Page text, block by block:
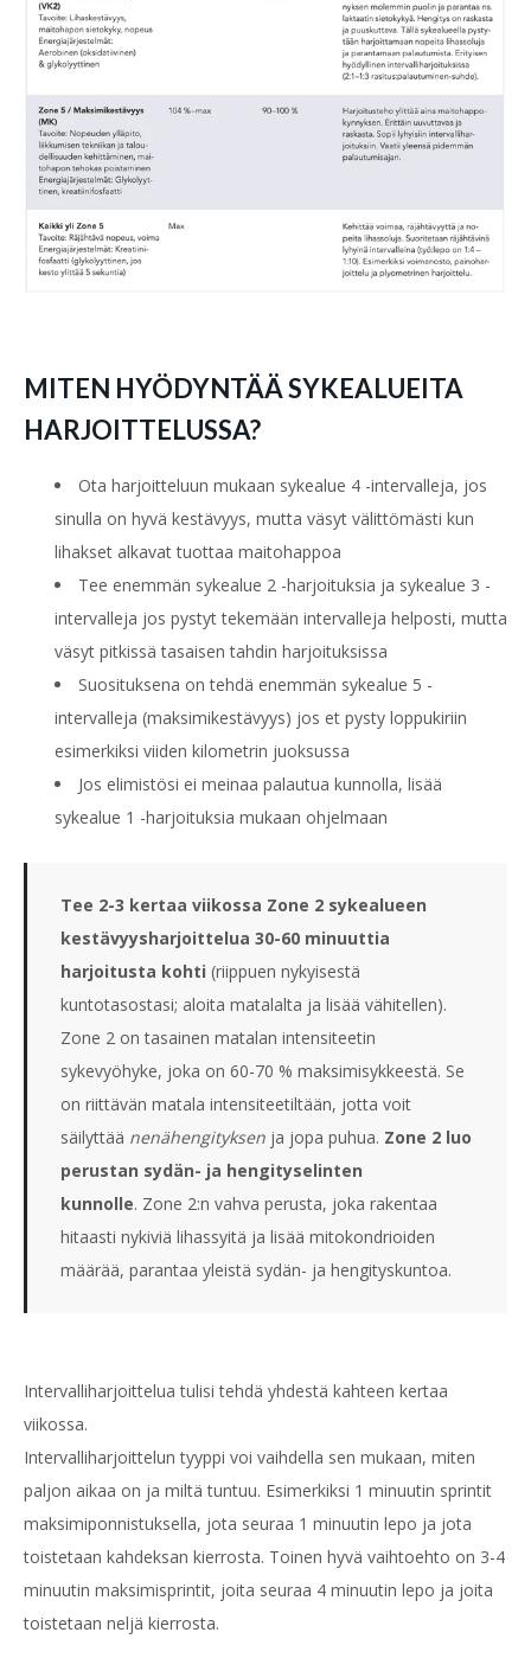
MITEN HYÖDYNTÄÄ SYKEALUEITA
HARJOITTELUSSA?
Ota harjoitteluun mukaan sykealue 4 -intervalleja, jos
sinulla on hyvä kestävyys, mutta väsyt välittömästi kun
lihakset alkavat tuottaa maitohappoa
Tee enemmän sykealue 2 -harjoituksia ja sykealue 3 -
intervalleja jos pystyt tekemään intervalleja helposti, mutta
väsyt pitkissä tasaisen tahdin harjoituksissa
Suosituksena on tehdä enemmän sykealue 5 -
intervalleja (maksimikestävyys) jos et pysty loppukiriin
esimerkiksi viiden kilometrin juoksussa
Jos elimistösi ei meinaa palautua kunnolla, lisää
sykealue 1 -harjoituksia mukaan ohjelmaan
Tee 2-3 kertaa viikossa Zone 2 sykealueen
kestävyysharjoittelua 30-60 minuuttia
harjoitusta kohti (riippuen nykyisestä
kuntotasostasi; aloita matalalta ja lisää vähitellen).
Zone 2 on tasainen matalan intensiteetin
sykevyöhyke, joka on 60-70 % maksimisykkeestä. Se
on riittävän matala intensiteetiltään, jotta voit
säilyttää nenähengityksen ja jopa puhua. Zone 2 luo
perustan sydän- ja hengityselinten
kunnolle. Zone 2:n vahva perusta, joka rakentaa
hitaasti nykiviä lihassyitä ja lisää mitokondrioiden
määrää, parantaa yleistä sydän- ja hengityskuntoa.
Intervalliharjoittelua tulisi tehdä yhdestä kahteen kertaa
viikossa.
Intervalliharjoittelun tyyppi voi vaihdella sen mukaan, miten
paljon aikaa on ja miltä tuntuu. Esimerkiksi 1 minuutin sprintit
maksimiponnistuksella, jota seuraa 1 minuutin lepo ja jota
toistetaan kahdeksan kierrosta. Toinen hyvä vaihtoehto on 3-4
minuutin maksimisprintit, joita seuraa 4 minuutin lepo ja joita
toistetaan neljä kierrosta.